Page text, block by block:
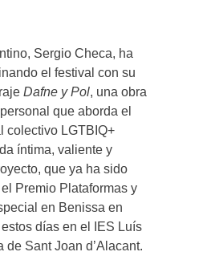
Sergio Checa, ha
el festival con su
Dafne y Pol, una obra
que aborda el
colectivo LGTBIQ+
íntima, valiente y
que ya ha sido
Premio Plataformas y
en Benissa en
días en el IES Luís
de Sant Joan d’Alacant.